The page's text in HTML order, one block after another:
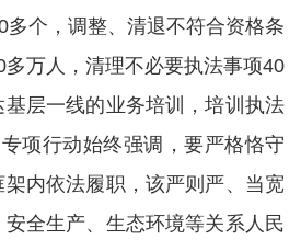
多个，调整、清退不符合资格条
万人，清理不必要执法事项40
层一线的业务培训，培训执法
项行动始终强调，要严格恪守
内依法履职，该严则严、当宽
全生产、生态环境等关系人民